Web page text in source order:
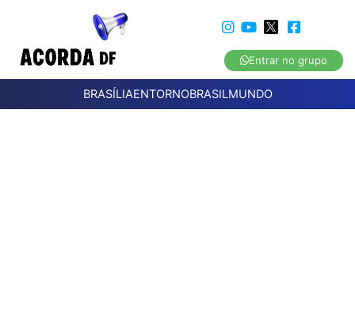
Entrar no grupo
BRASÍLIAENTORNOBRASILMUNDO